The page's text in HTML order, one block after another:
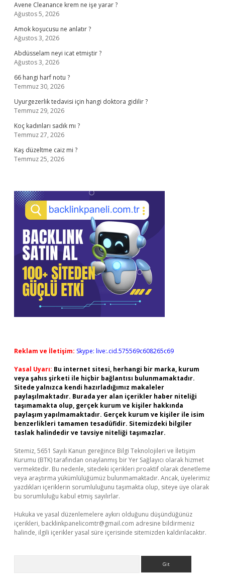
Avene Cleanance krem ne işe yarar ?
Ağustos 5, 2026
Amok koşucusu ne anlatır ?
Ağustos 3, 2026
Abdüsselam neyi icat etmiştir ?
Ağustos 3, 2026
66 hangi harf notu ?
Temmuz 30, 2026
Uyurgezerlik tedavisi için hangi doktora gidilir ?
Temmuz 29, 2026
Koç kadınları sadık mı ?
Temmuz 27, 2026
Kaş düzeltme caiz mi ?
Temmuz 25, 2026
Reklam ve İletişim: Skype: live:.cid.575569c608265c69
Yasal Uyarı: Bu internet sitesi, herhangi bir marka, kurum
veya şahıs şirketi ile hiçbir bağlantısı bulunmamaktadır.
Sitede yalnızca kendi hazırladığımız makaleler
paylaşılmaktadır. Burada yer alan içerikler haber niteliği
taşımamakta olup, gerçek kurum ve kişiler hakkında
paylaşım yapılmamaktadır. Gerçek kurum ve kişiler ile isim
benzerlikleri tamamen tesadüfidir. Sitemizdeki bilgiler
taslak halindedir ve tavsiye niteliği taşımazlar.
Sitemiz, 5651 Sayılı Kanun gereğince Bilgi Teknolojileri ve İletişim
Kurumu (BTK) tarafından onaylanmış bir Yer Sağlayıcı olarak hizmet
vermektedir. Bu nedenle, sitedeki içerikleri proaktif olarak denetleme
veya araştırma yükümlülüğümüz bulunmamaktadır. Ancak, üyelerimiz
yazdıkları içeriklerin sorumluluğunu taşımakta olup, siteye üye olarak
bu sorumluluğu kabul etmiş sayılırlar.
Hukuka ve yasal düzenlemelere aykırı olduğunu düşündüğünüz
içerikleri, backlinkpanelicomtr@gmail.com adresine bildirmeniz
halinde, ilgili içerikler yasal süre içerisinde sitemizden kaldırılacaktır.